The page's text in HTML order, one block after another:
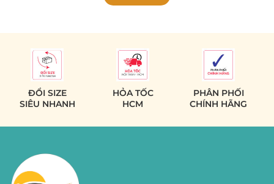
ĐỔI SIZE
SIÊU NHANH
HỎA TỐC
HCM
PHÂN PHỐI
CHÍNH HÃNG